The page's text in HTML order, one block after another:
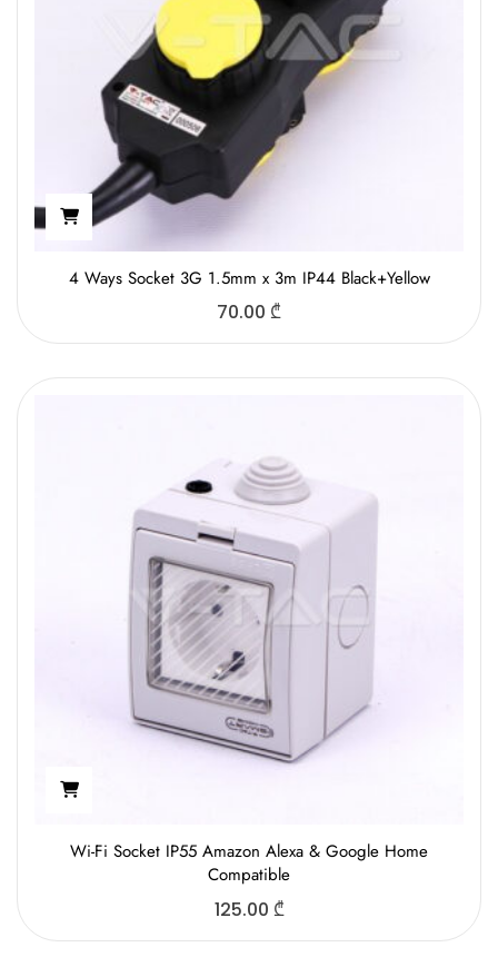
4 Ways Socket 3G 1.5mm x 3m IP44 Black+Yellow
70.00 ₾
Wi-Fi Socket IP55 Amazon Alexa & Google Home
Compatible
125.00 ₾